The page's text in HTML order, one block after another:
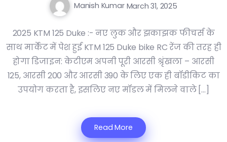
Manish Kumar March 31, 2025
2025 KTM 125 Duke :- नए लुक और झकाझक फीचर्स के
साथ मार्केट में पेश हुई KTM 125 Duke bike RC रेंज की तरह ही
होगा डिजाइन: केटीएम अपनी पूरी आरसी श्रृंखला – आरसी
125, आरसी 200 और आरसी 390 के लिए एक ही बॉडीकिट का
उपयोग करता है, इसलिए नए मॉडल में मिलने वाले […]
Read More